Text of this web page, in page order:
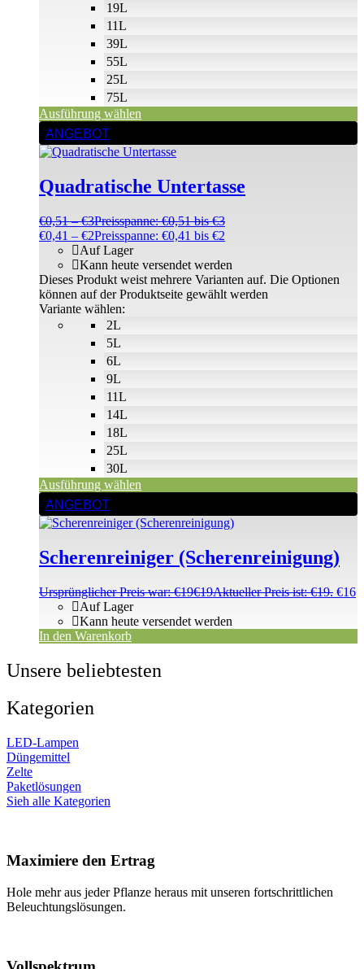
19L
11L
39L
55L
25L
75L
Ausführung wählen
ANGEBOT
Quadratische Untertasse
€0,51 –€3Preisspanne: €0,51 bis €3
€0,41 – €2Preisspanne: €0,41 bis €2
2L
5L
6L
9L
11L
14L
18L
25L
30L
Auf Lager
Kann heute versendet werden
Variante wählen:
Ausführung wählen
Dieses Produkt weist mehrere Varianten auf. Die Optionen
können auf der Produktseite gewählt werden
ANGEBOT
Scherenreiniger (Scherenreinigung)
Ursprünglicher Preis war: €19€19Aktueller Preis ist: €19. €16
Auf Lager
Kann heute versendet werden
In den Warenkorb
Unsere beliebtesten
Kategorien
LED-Lampen
Düngemittel
Zelte
Paketlösungen
Sieh alle Kategorien
Maximiere den Ertrag
Hole mehr aus jeder Pflanze heraus mit unseren fortschrittlichen
Beleuchtungslösungen.